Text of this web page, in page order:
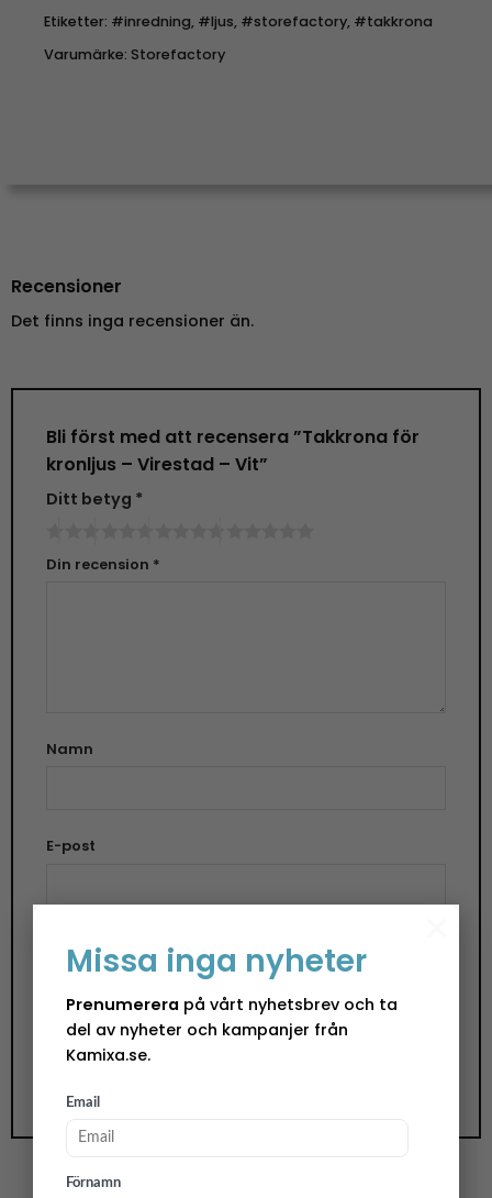
Missa inga nyheter
Prenumerera på vårt nyhetsbrev och ta
del av nyheter och kampanjer från
Kamixa.se.
Email
Förnamn
Etiketter: #inredning, #ljus, #storefactory, #takkrona
Varumärke: Storefactory
Recensioner
Det finns inga recensioner än.
Bli först med att recensera ”Takkrona för
kronljus – Virestad – Vit”
Ditt betyg *
Din recension *
Namn
E-post
Spara mitt namn, min e-postadress och
webbplats i denna webbläsare till nästa gång jag
skriver en kommentar.